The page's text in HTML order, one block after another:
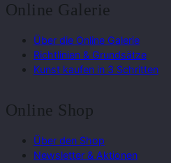
Online Galerie
Über die Online Galerie
Richtlinien & Grundsätze
Kunst kaufen in 3 Schritten
Online Shop
Über den Shop
Newsletter & Aktionen